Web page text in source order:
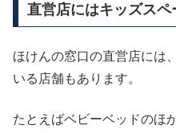
直営店にはキッズス
ほけんの窓口の直営店には
いる店舗もあります。
たとえばベビーベッドのほ